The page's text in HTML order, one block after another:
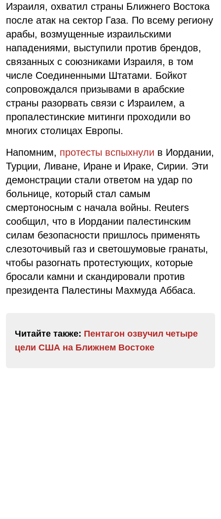
Израиля, охватил страны Ближнего Востока
после атак на сектор Газа. По всему региону
арабы, возмущенные израильскими
нападениями, выступили против брендов,
связанных с союзниками Израиля, в том
числе Соединенными Штатами. Бойкот
сопровождался призывами в арабские
страны разорвать связи с Израилем, а
пропалестинские митинги проходили во
многих столицах Европы.
Напомним, протесты вспыхнули в Иордании,
Турции, Ливане, Иране и Ираке, Сирии. Эти
демонстрации стали ответом на удар по
больнице, который стал самым
смертоносным с начала войны. Reuters
сообщил, что в Иордании палестинским
силам безопасности пришлось применять
слезоточивый газ и светошумовые гранаты,
чтобы разогнать протестующих, которые
бросали камни и скандировали против
президента Палестины Махмуда Аббаса.
Читайте также: Пентагон озвучил четыре
цели США на Ближнем Востоке